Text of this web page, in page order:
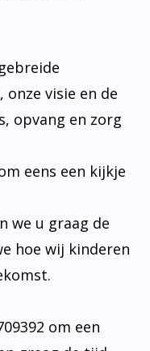
visie en de
opvang en zorg
eens een kijkje
we u graag de
hoe wij kinderen
om een